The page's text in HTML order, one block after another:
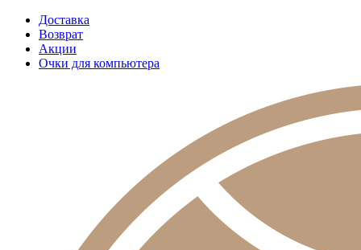
Доставка
Возврат
Акции
Очки для компьютера